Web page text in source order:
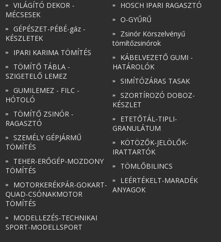
VILÁGÍTÓ DEKOR -
MÉCSESEK
GÉPÉSZET-PÉBÉ-gáz -
KÉSZLETEK
IPARI KARIMA TÖMÍTÉS
TÖMÍTŐ TÁBLA -
SZIGETELŐ LEMEZ
GUMILEMEZ - FILC -
HÓTOLÓ
TÖMÍTŐ ZSINÓR -
RAGASZTÓ
SZEMÉLY GÉPJÁRMŰ
TÖMÍTÉS
TEHER-ERŐGÉP-MOZDONY
TÖMÍTÉS
MOTORKERÉKPÁR-GOKART-
QUAD-CSÓNAKMOTOR
TÖMÍTÉS
MODELLEZÉS-TECHNIKAI
SPORT-MODELLSPORT
HOSCH IPARI RAGASZTÓ
O-GYŰRŰ
Zsinór Körszelvényű
tömítőzsinórok
KÁBELVEZETŐ GUMI -
HATÁROLÓK
SIMÍTÓZÁRAS TASAK
SZORTÍROZÓ DOBOZ-
KÉSZLET
ETETŐTÁL-TIPLI-
GRANULÁTUM
KÖTÖZŐK-JELÖLŐK-
IRATTARTÓK
TÖMLŐBILINCS
LEÉRTÉKELT-MARADÉK
ANYAGOK